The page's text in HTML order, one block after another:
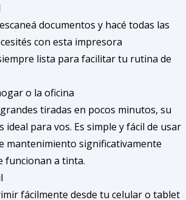
documentos y hacé todas las
con esta impresora
lista para facilitar tu rutina de
o la oficina
tiradas en pocos minutos, su
ideal para vos. Es simple y fácil de usar
mantenimiento significativamente
funcionan a tinta.
fácilmente desde tu celular o tablet